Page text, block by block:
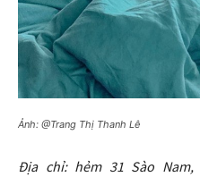
Ảnh: @Trang Thị Thanh Lê
Địa chỉ: hẻm 31 Sào